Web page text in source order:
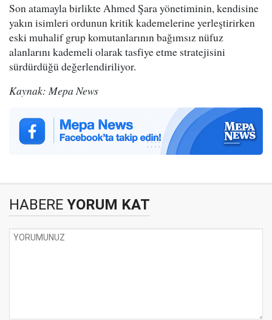
Son atamayla birlikte Ahmed Şara yönetiminin, kendisine
yakın isimleri ordunun kritik kademelerine yerleştirirken
eski muhalif grup komutanlarının bağımsız nüfuz
alanlarını kademeli olarak tasfiye etme stratejisini
sürdürdüğü değerlendiriliyor.
Kaynak: Mepa News
HABERE YORUM KAT